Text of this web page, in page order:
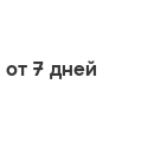
от 7 дней